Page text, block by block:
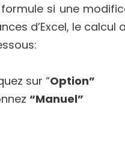
si une
d’Excel, le
sur “Option”
“Manuel”